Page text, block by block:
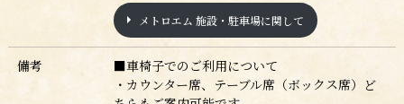
メトロエム 施設・駐車場に関して
備考
■車椅子でのご利用について
・ カウンター席、テーブル席（ボックス席）ど